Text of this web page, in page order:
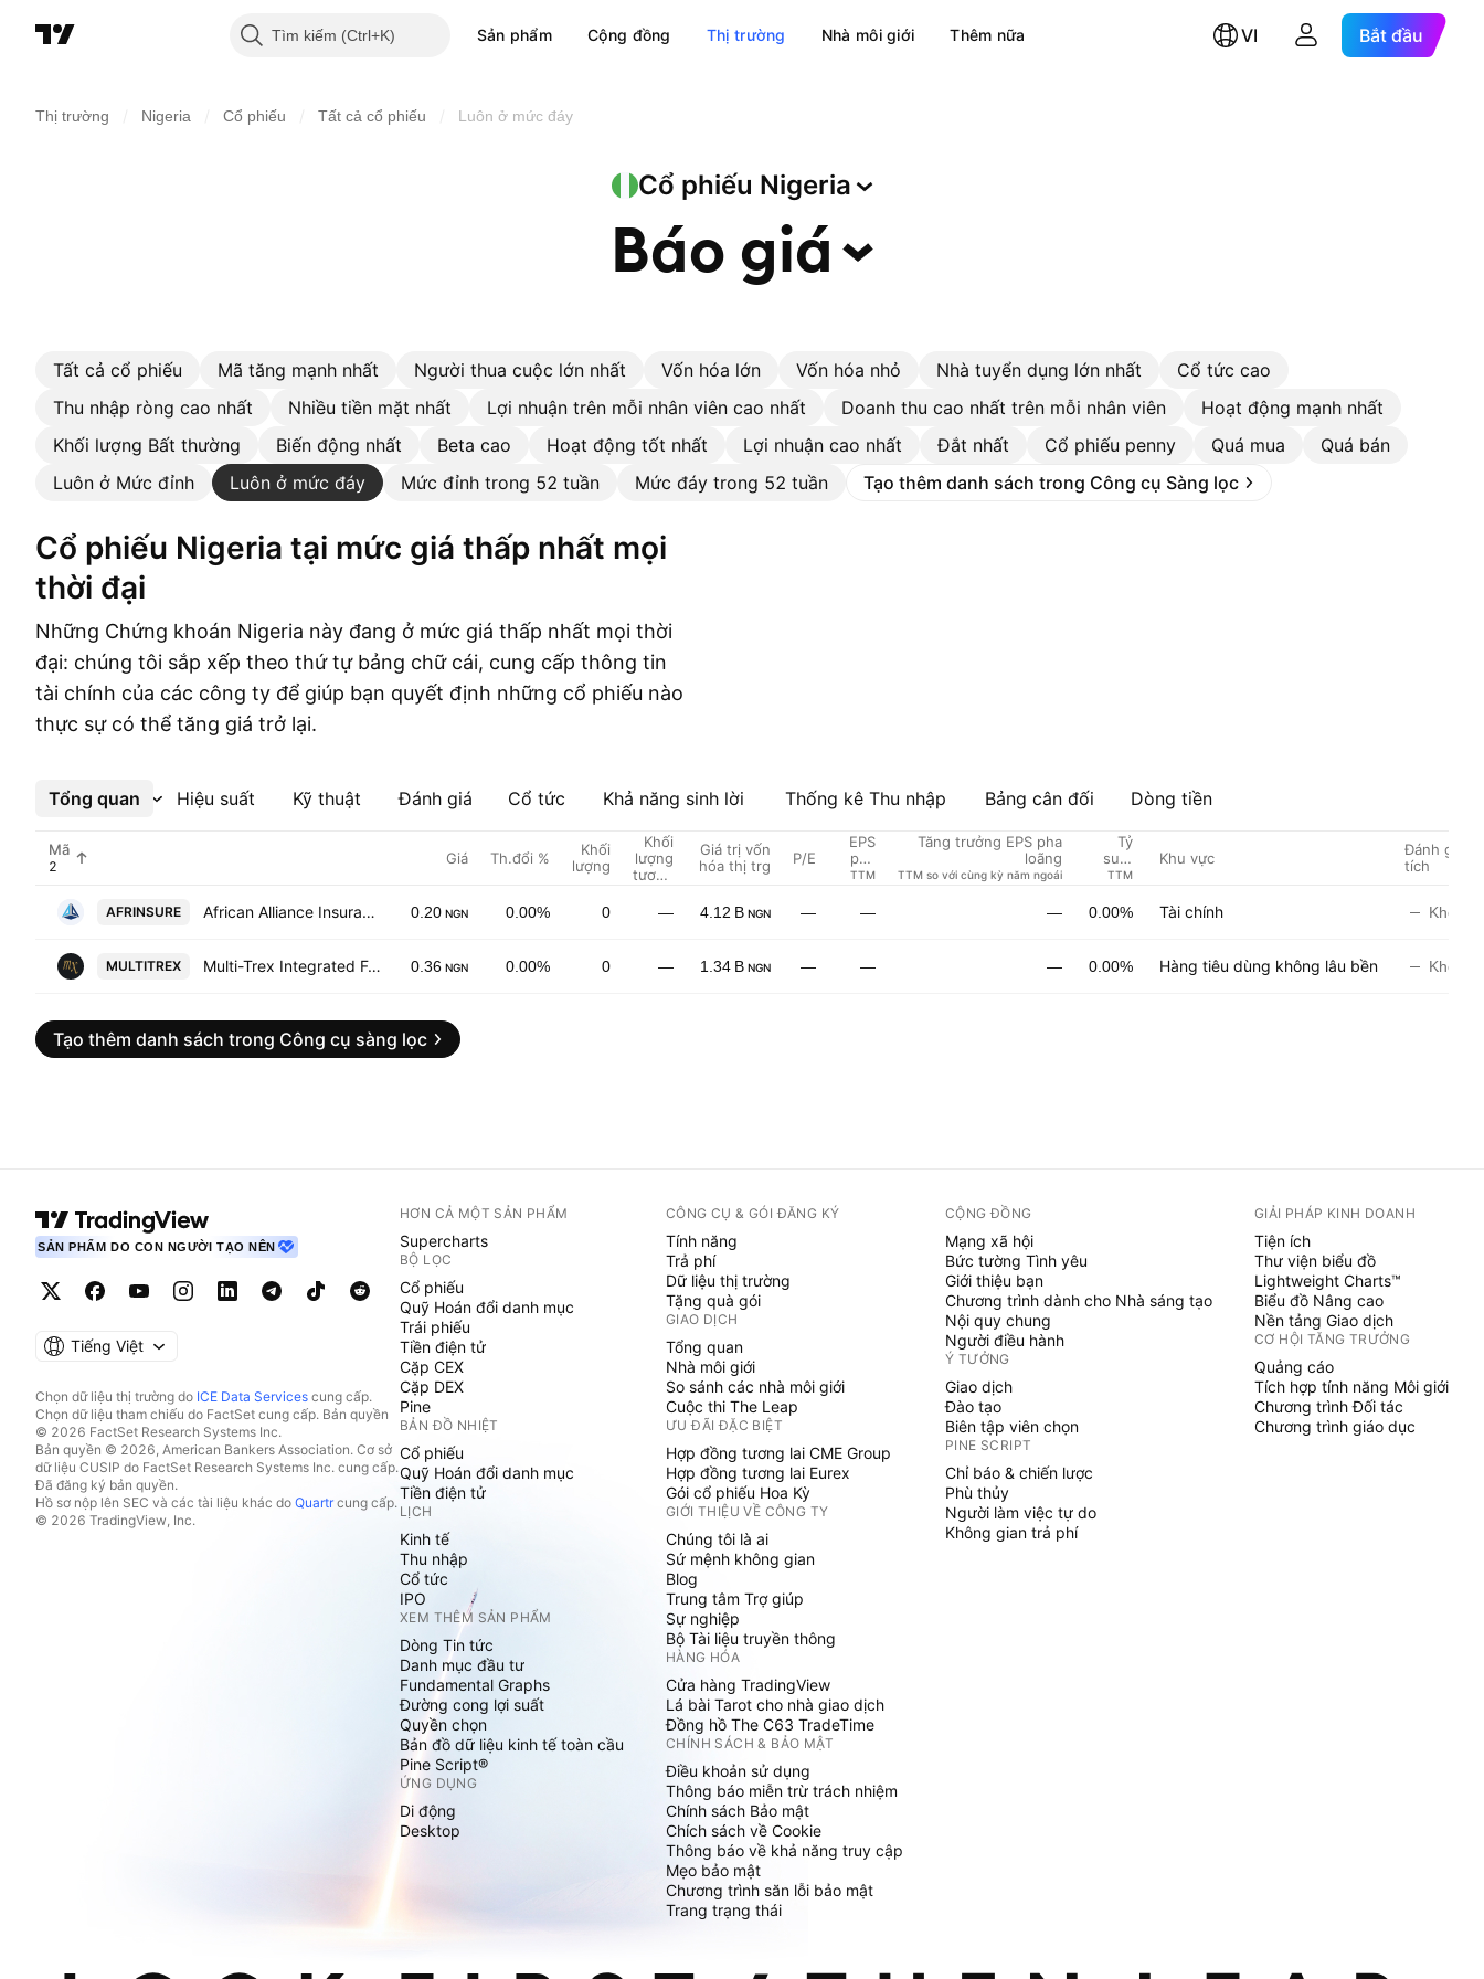
Tìm kiếm Sản phẩm Cộng đồng Thị trường Nhà môi giới Thêm nữa VI Bắt đầu
Thị trường Nigeria Cổ phiếu Tất cả cổ phiếu Luôn ở mức đáy
Cổ phiếu Nigeria
Báo giá
Tất cả cổ phiếu Mã tăng mạnh nhất Người thua cuộc lớn nhất Vốn hóa lớn Vốn hóa nhỏ Nhà tuyển dụng lớn nhất
Cổ tức cao
Thu nhập ròng cao nhất
Nhiều tiền mặt nhất Lợi nhuận trên mỗi nhân viên cao nhất Doanh thu cao nhất trên mỗi nhân viên
Hoạt động mạnh nhất
Khối lượng Bất thường
Biến động nhất Beta cao Hoạt động tốt nhất Lợi nhuận cao nhất Đắt nhất Cổ phiếu penny Quá mua
Quá bán
Luôn ở Mức đỉnh
Luôn ở mức đáy Mức đỉnh trong 52 tuần Mức đáy trong 52 tuần Tạo thêm danh sách trong Công cụ Sàng lọc
Cổ phiếu Nigeria tại mức giá thấp nhất mọi
thời đại
Những Chứng khoán Nigeria này đang ở mức giá thấp nhất mọi thời
đại: chúng tôi sắp xếp theo thứ tự bảng chữ cái, cung cấp thông tin
tài chính của các công ty để giúp bạn quyết định những cổ phiếu nào
thực sự có thể tăng giá trở lại.
Tổng quan Hiệu suất Kỹ thuật Đánh giá Cổ tức Khả năng sinh lời Thống kê Thu nhập Bảng cân đối Dòng tiền
Xem thêm
Mã Giá Th.đổi %
Khối
lượng
Khối
lượng
tương
Giá trị vốn
hóa thị trg
P/E
EPS
pha
loãng
TTM
Tăng trưởng EPS pha
loãng
TTM so với cùng kỳ năm ngoái
Tỷ
suất
cổ
TTM
Khu vực
Đánh giá
tích
AFRINSURE African Alliance Insurance PLC 0.20 NGN 0.00% 0 — 4.12 B NGN — — — 0.00% Tài chính Không
MULTITREX Multi-Trex Integrated Foods Plc 0.36 NGN 0.00% 0 — 1.34 B NGN — — — 0.00% Hàng tiêu dùng không lâu bền Không
Tạo thêm danh sách trong Công cụ sàng lọc
SẢN PHẨM DO CON NGƯỜI TẠO NÊN
Tiếng Việt
Chọn dữ liệu thị trường do ICE Data Services cung cấp.
Chọn dữ liệu tham chiếu do FactSet cung cấp. Bản quyền
© 2026 FactSet Research Systems Inc.
Bản quyền © 2026, American Bankers Association. Cơ sở
dữ liệu CUSIP do FactSet Research Systems Inc. cung cấp.
Đã đăng ký bản quyền.
Hồ sơ nộp lên SEC và các tài liệu khác do Quartrcung cấp.
© 2026 TradingView, Inc.
HƠN CẢ MỘT SẢN PHẨM
Supercharts
BỘ LỌC
Cổ phiếu
Quỹ Hoán đổi danh mục
Trái phiếu
Tiền điện tử
Cặp CEX
Cặp DEX
Pine
BẢN ĐỒ NHIỆT
Cổ phiếu
Quỹ Hoán đổi danh mục
Tiền điện tử
LỊCH
Kinh tế
Thu nhập
Cổ tức
IPO
XEM THÊM SẢN PHẨM
Dòng Tin tức
Danh mục đầu tư
Fundamental Graphs
Đường cong lợi suất
Quyền chọn
Bản đồ dữ liệu kinh tế toàn cầu
Pine Script®
ỨNG DỤNG
Di động
Desktop
CÔNG CỤ & GÓI ĐĂNG KÝ
Tính năng
Trả phí
Dữ liệu thị trường
Tặng quà gói
GIAO DỊCH
Tổng quan
Nhà môi giới
So sánh các nhà môi giới
Cuộc thi The Leap
ƯU ĐÃI ĐẶC BIỆT
Hợp đồng tương lai CME Group
Hợp đồng tương lai Eurex
Gói cổ phiếu Hoa Kỳ
GIỚI THIỆU VỀ CÔNG TY
Chúng tôi là ai
Sứ mệnh không gian
Blog
Trung tâm Trợ giúp
Sự nghiệp
Bộ Tài liệu truyền thông
HÀNG HÓA
Cửa hàng TradingView
Lá bài Tarot cho nhà giao dịch
Đồng hồ The C63 TradeTime
CHÍNH SÁCH & BẢO MẬT
Điều khoản sử dụng
Thông báo miễn trừ trách nhiệm
Chính sách Bảo mật
Chích sách về Cookie
Thông báo về khả năng truy cập
Mẹo bảo mật
Chương trình săn lỗi bảo mật
Trang trạng thái
CỘNG ĐỒNG
Mạng xã hội
Bức tường Tình yêu
Giới thiệu bạn
Chương trình dành cho Nhà sáng tạo
Nội quy chung
Người điều hành
Ý TƯỞNG
Giao dịch
Đào tạo
Biên tập viên chọn
PINE SCRIPT
Chỉ báo & chiến lược
Phù thủy
Người làm việc tự do
Không gian trả phí
GIẢI PHÁP KINH DOANH
Tiện ích
Thư viện biểu đồ
Lightweight Charts™
Biểu đồ Nâng cao
Nền tảng Giao dịch
CƠ HỘI TĂNG TRƯỞNG
Quảng cáo
Tích hợp tính năng Môi giới
Chương trình Đối tác
Chương trình giáo dục